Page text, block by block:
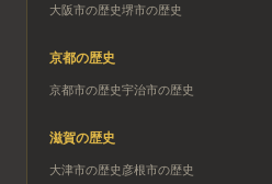
大阪市の歴史堺市の歴史
京都の歴史
京都市の歴史宇治市の歴史
滋賀の歴史
大津市の歴史 彦根市の歴史